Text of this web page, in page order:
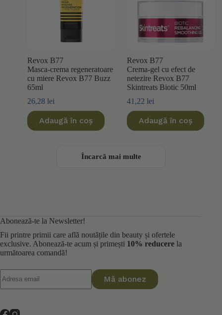
Revox B77
Masca-crema regeneratoare
cu miere Revox B77 Buzz
65ml
26,28 lei
Adaugă în coș
Revox B77
Crema-gel cu efect de
netezire Revox B77
Skintreats Biotic 50ml
41,22 lei
Adaugă în coș
Încarcă mai multe
Abonează-te la Newsletter!
Fii printre primii care află noutățile din beauty și ofertele
exclusive. Abonează-te acum și primești 10% reducere la
următoarea comandă!
Mă abonez